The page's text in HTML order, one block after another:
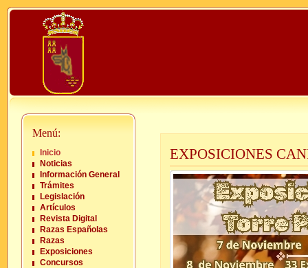
Menú:
Inicio
Noticias
Información General
Trámites
Legislación
Artículos
Revista Digital
Razas Españolas
Razas
Exposiciones
Concursos
EXPOSICIONES